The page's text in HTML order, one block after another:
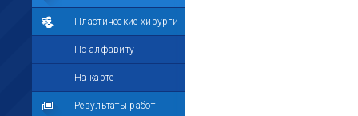
Пластические хирурги
По алфавиту
На карте
Результаты работ
Лента
Участники
Мой профиль
Мои сообщения